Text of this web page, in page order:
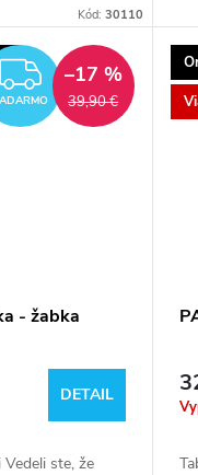
okamžite poKód: 30110
ZADARMO
39,90 €
–17 %
- žabka
DETAIL
ste, že